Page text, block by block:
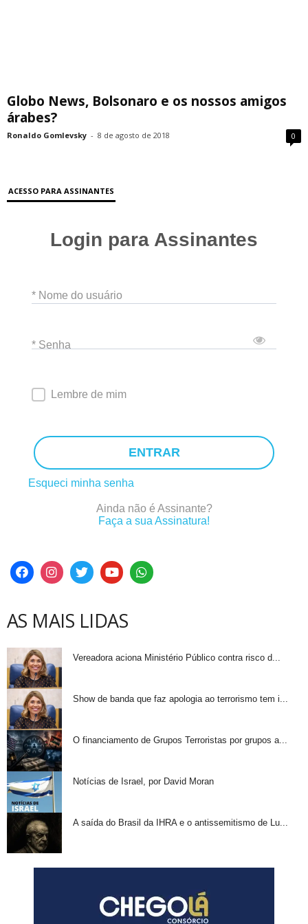
Globo News, Bolsonaro e os nossos amigos
árabes?
Ronaldo Gomlevsky - 8 de agosto de 2018 0
ACESSO PARA ASSINANTES
Login para Assinantes
* Nome do usuário
* Senha
Lembre de mim
ENTRAR
Esqueci minha senha
Ainda não é Assinante?
Faça a sua Assinatura!
AS MAIS LIDAS
Vereadora aciona Ministério Público contra risco d...
Show de banda que faz apologia ao terrorismo tem i...
O financiamento de Grupos Terroristas por grupos a...
Notícias de Israel, por David Moran
A saída do Brasil da IHRA e o antissemitismo de Lu...